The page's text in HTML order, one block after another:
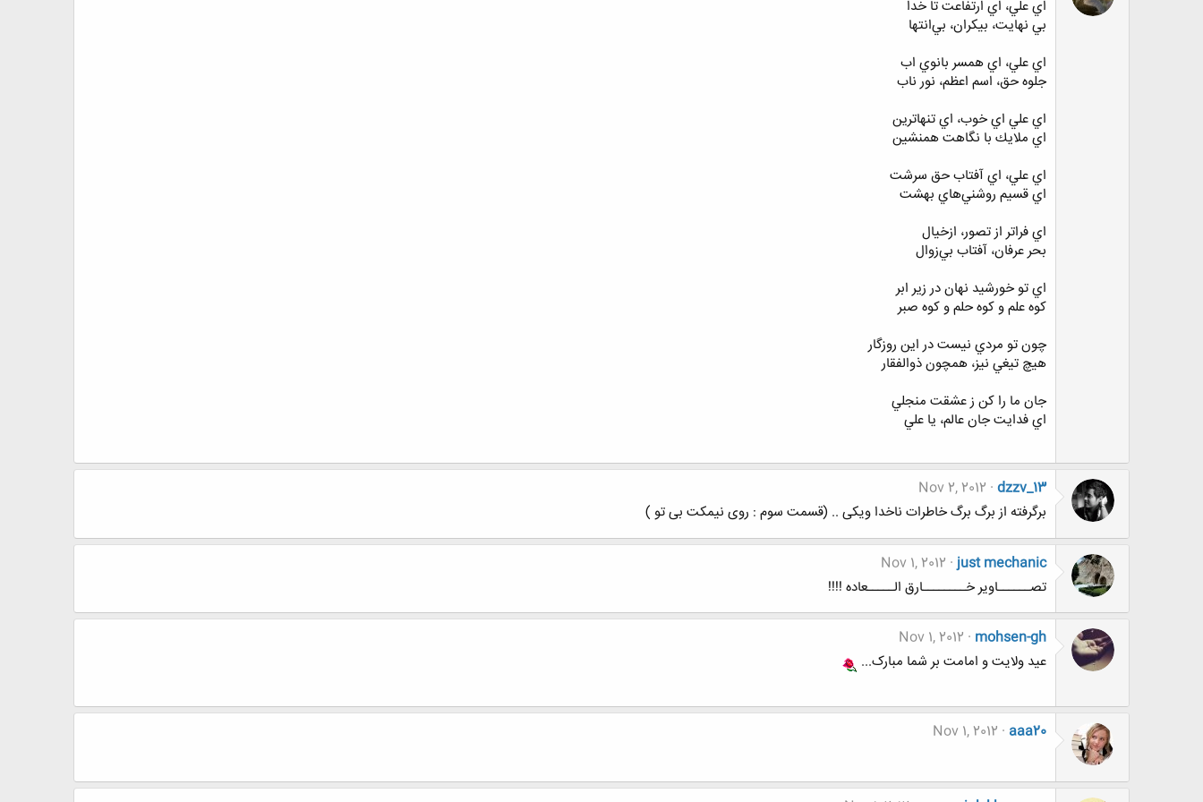
اي علي، اي ارتفاعت تا خدا
بي نهايت، بيكران، بي‌انتها
اي علي، اي همسر بانوي اب
جلوه حق، اسم اعظم، نور ناب
اي علي اي خوب، اي تنهاترين
اي ملايك با نگاهت همنشين
اي علي، اي آفتاب حق سرشت
اي قسيم روشني‌هاي بهشت
اي فراتر از تصور، ازخيال
بحر عرفان، آفتاب بي‌زوال
اي تو خورشيد نهان در زير ابر
كوه علم و كوه حلم و كوه صبر
چون تو مردي نيست در اين روزگار
هيچ تيغي نيز، همچون ذوالفقار
جان ما را كن ز عشقت منجلي
اي فدايت جان عالم، يا علي
dzzv_13
Nov 2, 2012
برگرفته از برگ برگ خاطرات ناخدا ویکی .. (قسمت سوم : روی نیمکت بی تو )
just mechanic
Nov 1, 2012
تصــــــاویر خــــــــارق الـــــعاده !!!!
mohsen-gh
Nov 1, 2012
عید ولایت و امامت بر شما مبارک...
aaa20
Nov 1, 2012